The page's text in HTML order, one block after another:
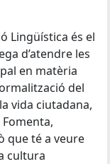
Lingüística és el
d’atendre les
en matèria
del
vida ciutadana,
que té a veure
cultura